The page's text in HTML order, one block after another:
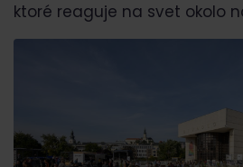
ktoré reaguje na svet okolo